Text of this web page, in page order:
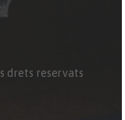
drets reservats